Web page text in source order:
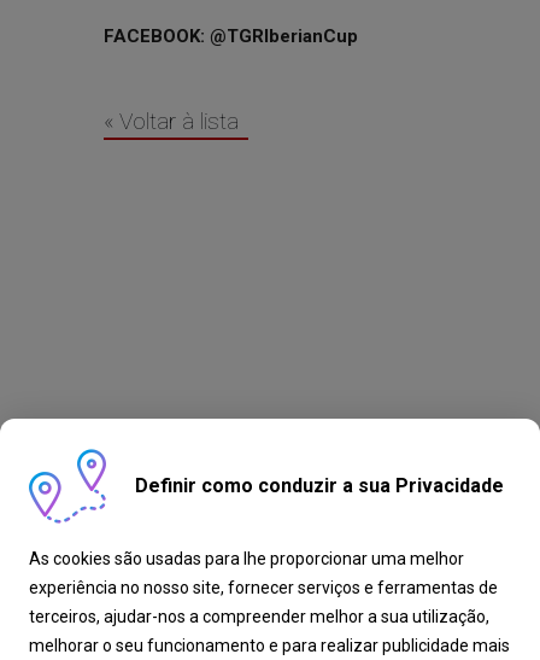
FACEBOOK: @TGRIberianCup
« Voltar à lista
Definir como conduzir a sua Privacidade
As cookies são usadas para lhe proporcionar uma melhor
experiência no nosso site, fornecer serviços e ferramentas de
terceiros, ajudar-nos a compreender melhor a sua utilização,
melhorar o seu funcionamento e para realizar publicidade mais